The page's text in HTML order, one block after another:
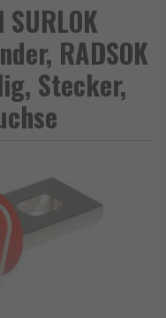
RADSOK
Stecker,